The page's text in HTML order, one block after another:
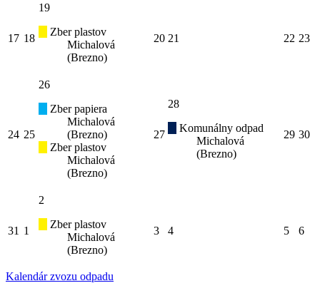
17 18
19
Zber plastov
Michalová
(Brezno)
20 21 22 23
24 25
26
Zber papiera
Michalová
(Brezno)
Zber plastov
Michalová
(Brezno)
27
28
Komunálny odpad
Michalová
(Brezno)
29 30
31 1
2
Zber plastov
Michalová
(Brezno)
3 4 5 6
Kalendár zvozu odpadu